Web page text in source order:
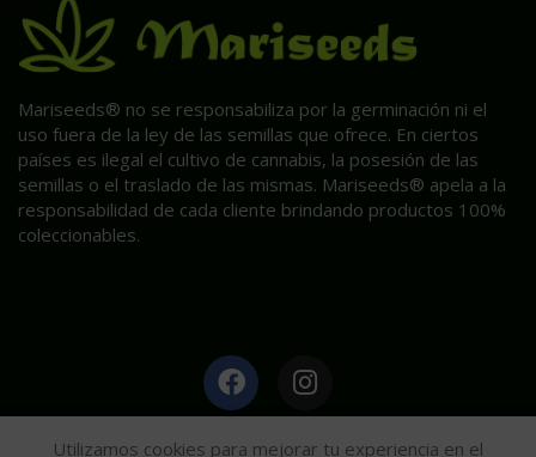
Mariseeds® no se responsabiliza por la germinación ni el
uso fuera de la ley de las semillas que ofrece. En ciertos
países es ilegal el cultivo de cannabis, la posesión de las
semillas o el traslado de las mismas. Mariseeds® apela a la
responsabilidad de cada cliente brindando productos 100%
coleccionables.
HAGA CLIC AQUÍ PARA INFORMACIÓN POST VENTA.
Utilizamos cookies para mejorar tu experiencia en el